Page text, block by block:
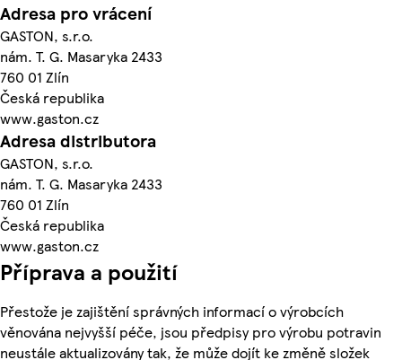
Adresa pro vrácení
GASTON, s.r.o.
nám. T. G. Masaryka 2433
760 01 Zlín
Česká republika
www.gaston.cz
Adresa distributora
GASTON, s.r.o.
nám. T. G. Masaryka 2433
760 01 Zlín
Česká republika
www.gaston.cz
Příprava a použití
Přestože je zajištění správných informací o výrobcích
věnována nejvyšší péče, jsou předpisy pro výrobu potravin
neustále aktualizovány tak, že může dojít ke změně složek